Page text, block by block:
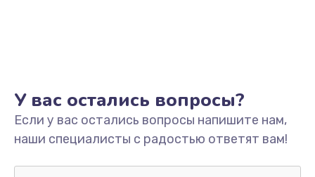
995 руб.
Заказать
Замена шлейфа матрицы
У вас остались вопросы?
Если у вас остались вопросы напишите нам,
наши специалисты с радостью ответят вам!